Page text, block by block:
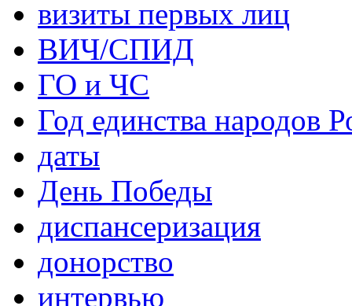
визиты первых лиц
ВИЧ/СПИД
ГО и ЧС
Год единства народов
даты
День Победы
диспансеризация
донорство
интервью